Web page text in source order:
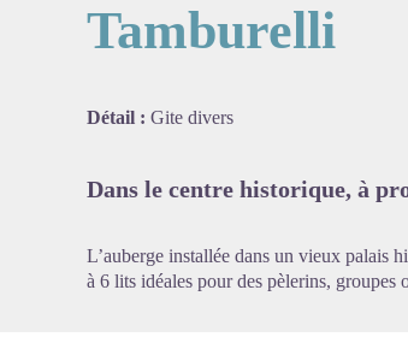
Tamburelli
Détail : Gite divers
Dans le centre historique, à
L’auberge installée dans un vieux palais
à 6 lits idéales pour des pèlerins, groupes